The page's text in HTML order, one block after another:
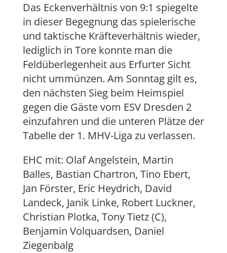
Das Eckenverhältnis von 9:1 spiegelte
in dieser Begegnung das spielerische
und taktische Kräfteverhältnis wieder,
lediglich in Tore konnte man die
Feldüberlegenheit aus Erfurter Sicht
nicht ummünzen. Am Sonntag gilt es,
den nächsten Sieg beim Heimspiel
gegen die Gäste vom ESV Dresden 2
einzufahren und die unteren Plätze der
Tabelle der 1. MHV-Liga zu verlassen.
EHC mit: Olaf Angelstein, Martin
Balles, Bastian Chartron, Tino Ebert,
Jan Förster, Eric Heydrich, David
Landeck, Janik Linke, Robert Luckner,
Christian Plotka, Tony Tietz (C),
Benjamin Volquardsen, Daniel
Ziegenbalg